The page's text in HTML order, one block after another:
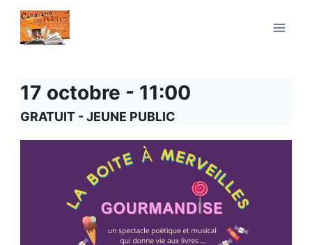
Aller
contenu
17 octobre - 11:00
GRATUIT - JEUNE PUBLIC